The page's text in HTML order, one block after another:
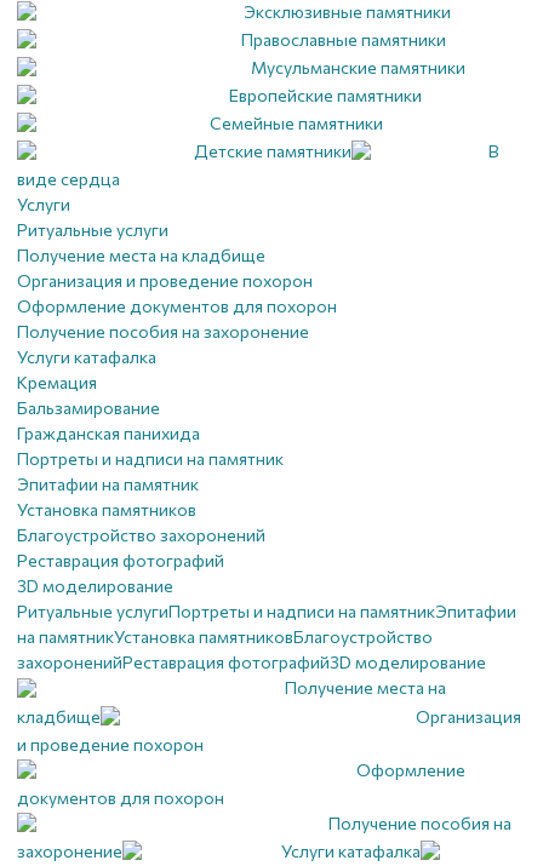
Эксклюзивные памятники
Православные памятники
Мусульманские памятники
Европейские памятники
Семейные памятники
Детские памятники
В
виде сердца
Услуги
Ритуальные услуги
Получение места на кладбище
Организация и проведение похорон
Оформление документов для похорон
Получение пособия на захоронение
Услуги катафалка
Кремация
Бальзамирование
Гражданская панихида
Портреты и надписи на памятник
Эпитафии на памятник
Установка памятников
Благоустройство захоронений
Реставрация фотографий
3D моделирование
Ритуальные услугиПортреты и надписи на памятникЭпитафии
на памятникУстановка памятниковБлагоустройство
захороненийРеставрация фотографий3D моделирование
Получение места на
кладбище
Организация
и проведение похорон
Оформление
документов для похорон
Получение пособия на
захоронение
Услуги катафалка